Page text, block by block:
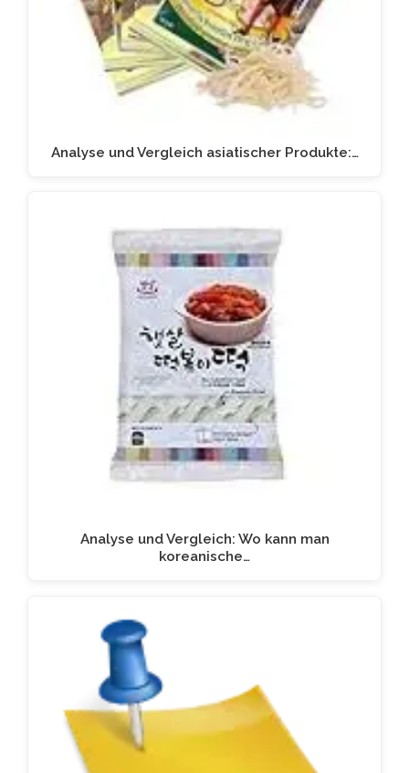
Analyse und Vergleich asiatischer Produkte:…
Analyse und Vergleich: Wo kann man
koreanische…